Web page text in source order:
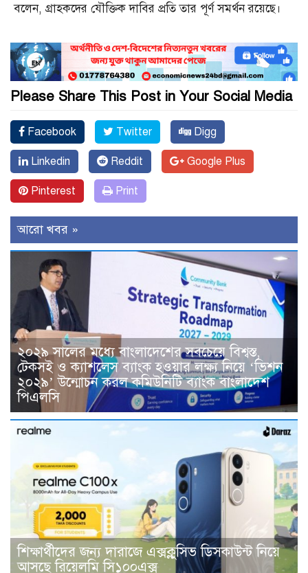
বলেন, গ্রাহকদের যৌক্তিক দাবির প্রতি তার পূর্ণ সমর্থন রয়েছে।
Please Share This Post in Your Social Media
Facebook Twitter Digg
Linkedin Reddit Google Plus
Pinterest Print
আরো খবর »
২০২৯ সালের মধ্যে বাংলাদেশের সবচেয়ে বিশ্বস্ত,
টেকসই ও ক্যাশলেস ব্যাংক হওয়ার লক্ষ্য নিয়ে ‘ভিশন
২০২৯’ উন্মোচন করল কমিউনিটি ব্যাংক বাংলাদেশ
পিএলসি
শিক্ষার্থীদের জন্য দারাজে এক্সক্লুসিভ ডিসকাউন্ট নিয়ে
আসছে রিয়েলমি সি১০০এক্স